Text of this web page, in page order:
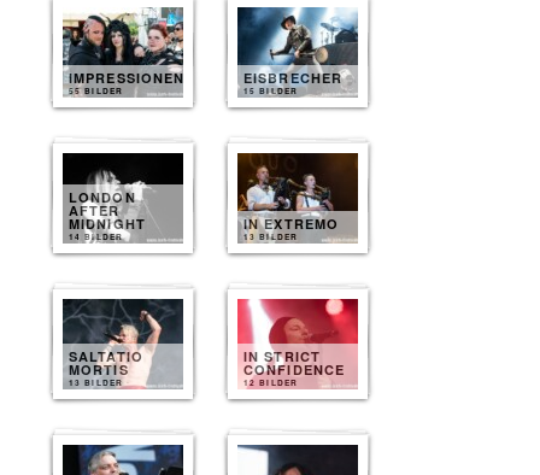
IMPRESSIONEN
55 BILDER
EISBRECHER
15 BILDER
LONDON
AFTER
MIDNIGHT
14 BILDER
IN EXTREMO
13 BILDER
SALTATIO
MORTIS
13 BILDER
IN STRICT
CONFIDENCE
12 BILDER